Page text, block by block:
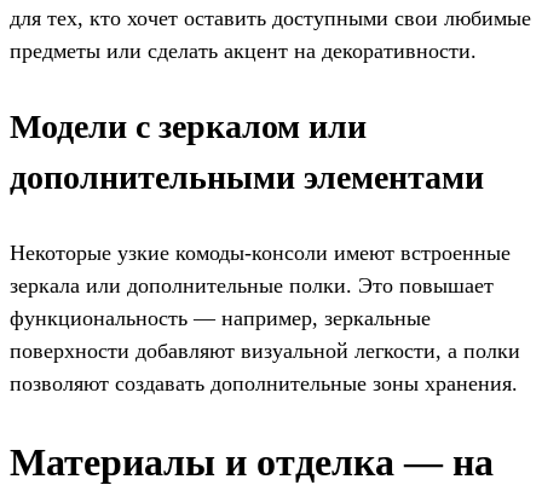
для тех, кто хочет оставить доступными свои любимые
предметы или сделать акцент на декоративности.
Модели с зеркалом или
дополнительными элементами
Некоторые узкие комоды-консоли имеют встроенные
зеркала или дополнительные полки. Это повышает
функциональность — например, зеркальные
поверхности добавляют визуальной легкости, а полки
позволяют создавать дополнительные зоны хранения.
Материалы и отделка — на